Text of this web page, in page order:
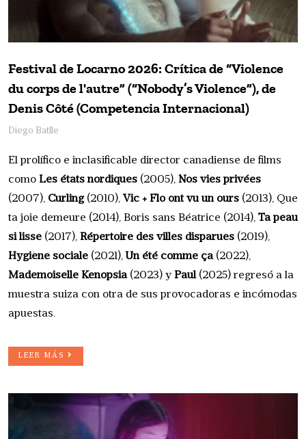
Festival de Locarno 2026: Crítica de “Violence
du corps de l'autre” (“Nobody’s Violence”), de
Denis Côté (Competencia Internacional)
Diego Batlle
El prolífico e inclasificable director canadiense de films
como Les états nordiques (2005), Nos vies privées
(2007), Curling(2010), Vic + Flo ont vu un ours (2013), Que
ta joie demeure (2014), Boris sans Béatrice (2014), Ta peau
si lisse (2017), Répertoire des villes disparues (2019),
Hygiène sociale (2021), Un été comme ça(2022),
Mademoiselle Kenopsia(2023) y Paul(2025) regresó a la
muestra suiza con otra de sus provocadoras e incómodas
apuestas.
LEER MÁS